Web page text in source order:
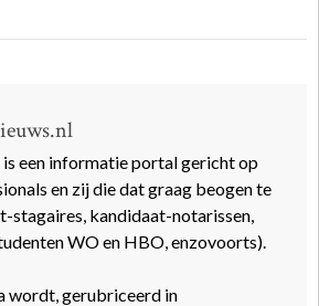
is een informatie portal gericht op
en zij die dat graag beogen te
stagaires, kandidaat-notarissen,
WO en HBO, enzovoorts).
wordt, gerubriceerd in